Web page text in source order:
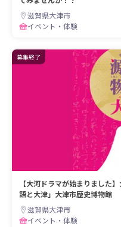
滋賀県大津市
イベント・体験
募集終了
【大河ドラマが始まりました
語と大津」大津市歴史博物館
滋賀県大津市
イベント・体験